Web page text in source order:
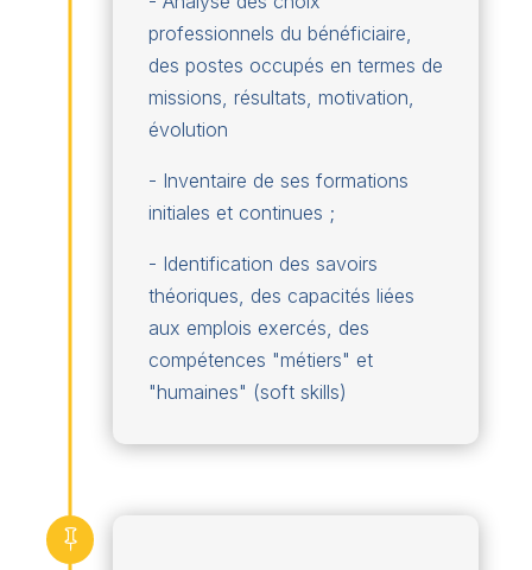
professionnels du bénéficiaire,
des postes occupés en termes de
missions, résultats, motivation,
évolution
- Inventaire de ses formations
initiales et continues ;
- Identification des savoirs
théoriques, des capacités liées
aux emplois exercés, des
compétences "métiers" et
"humaines" (soft skills)
